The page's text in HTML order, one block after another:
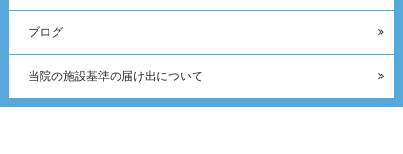
ブログ
当院の施設基準の届け出について